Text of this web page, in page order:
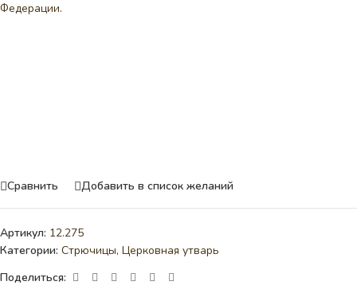
Федерации.
Сравнить Добавить в список желаний
Артикул: 12.275
Категории: Стрючицы, Церковная утварь
Поделиться: